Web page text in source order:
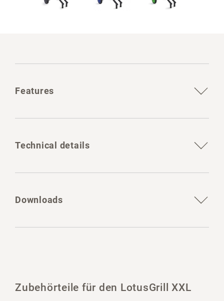
Features
Technical details
Downloads
Zubehörteile für den LotusGrill XXL